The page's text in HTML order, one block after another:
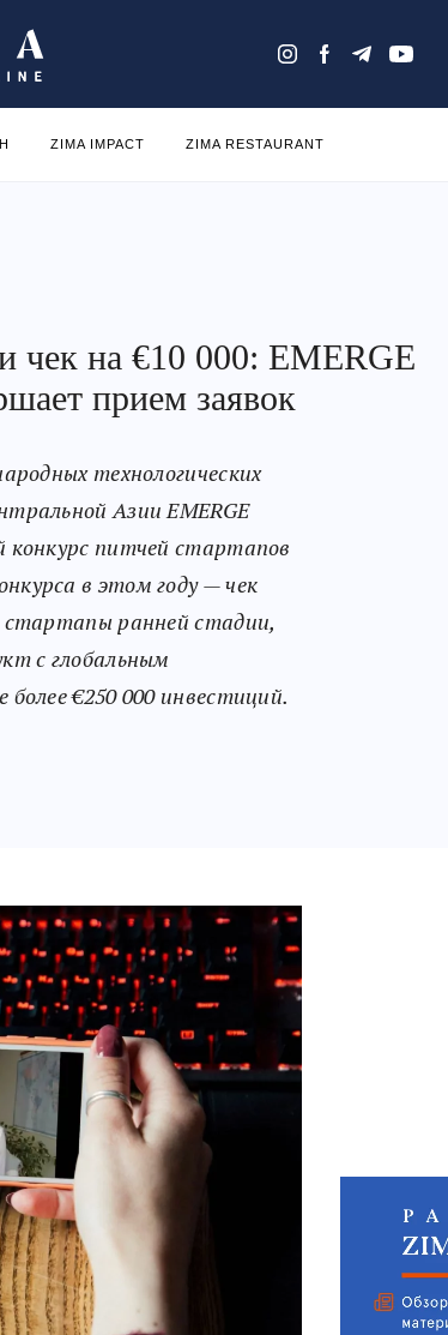
ZIMA IMPACT ZIMA RESTAURANT
чек на €10 000: EMERGE
прием заявок
технологических
Азии EMERGE
конкурс питчей стартапов
в этом году — чек
ранней стадии,
с глобальным
€250 000 инвестиций.